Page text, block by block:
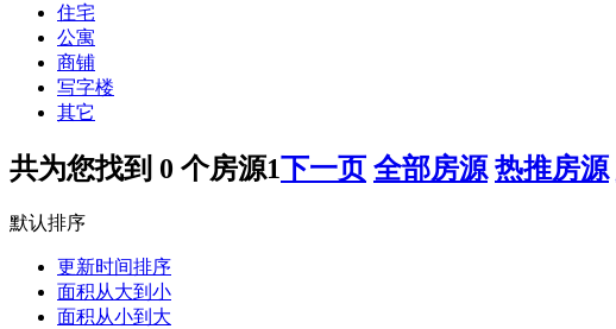
住宅
公寓
商铺
写字楼
其它
共为您找到 0 个房源1下一页 全部房源 热推房源
默认排序
更新时间排序
面积从大到小
面积从小到大